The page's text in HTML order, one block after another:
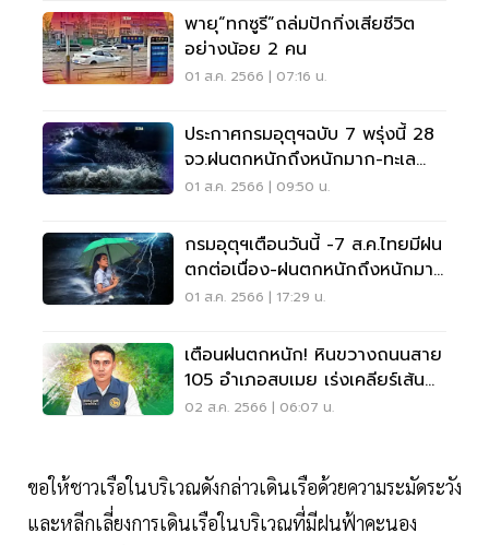
พายุ“ทกซูรี”ถล่มปักกิ่งเสียชีวิต
อย่างน้อย 2 คน
01 ส.ค. 2566 | 07:16 น.
ประกาศกรมอุตุฯฉบับ 7 พรุ่งนี้ 28
จว.ฝนตกหนักถึงหนักมาก-ทะเล
คลื่นสูง 2-3 เมตร
01 ส.ค. 2566 | 09:50 น.
กรมอุตุฯเตือนวันนี้ -7 ส.ค.ไทยมีฝน
ตกต่อเนื่อง-ฝนตกหนักถึงหนักมาก
บางแห่ง
01 ส.ค. 2566 | 17:29 น.
เตือนฝนตกหนัก! หินขวางถนนสาย
105 อำเภอสบเมย เร่งเคลียร์เส้น
ทาง
02 ส.ค. 2566 | 06:07 น.
ขอให้ชาวเรือในบริเวณดังกล่าวเดินเรือด้วยความระมัดระวัง
และหลีกเลี่ยงการเดินเรือในบริเวณที่มีฝนฟ้าคะนอง